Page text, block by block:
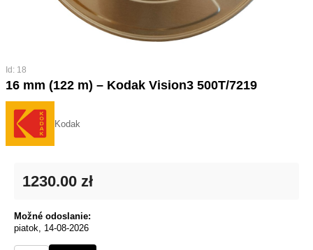
Id: 18
16 mm (122 m) – Kodak Vision3 500T/7219
Kodak
1230.00 zł
Možné odoslanie:
piatok, 14-08-2026